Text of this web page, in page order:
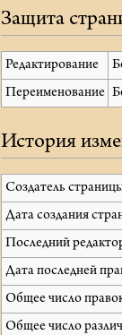
Защита
Редактирование
Переименование
История
Создатель
Дата создания
Последний
Дата последней
Общее число
Общее число